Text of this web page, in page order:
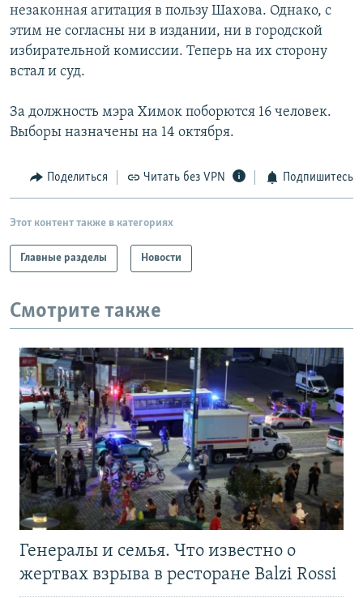
незаконная агитация в пользу Шахова. Однако, с
этим не согласны ни в издании, ни в городской
избирательной комиссии. Теперь на их сторону
встал и суд.
За должность мэра Химок поборются 16 человек.
Выборы назначены на 14 октября.
Поделиться Читать без VPN Подпишитесь
Этот контент также в категориях
Главные разделы Новости
Смотрите также
Генералы и семья. Что известно о
жертвах взрыва в ресторане Balzi Rossi